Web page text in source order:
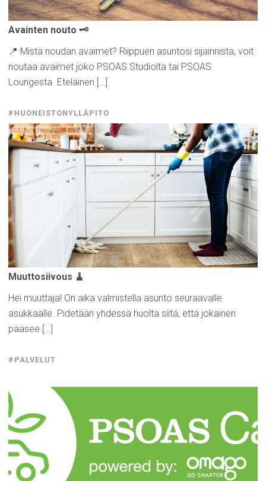
Avainten nouto 🗝️
📍 Mistä noudan avaimet? Riippuen asuntosi sijainnista, voit
noutaa avaimet joko PSOAS Studiolta tai PSOAS
Loungesta. Eteläinen […]
#HUONEISTONYLLÄPITO
Muuttosiivous 🧹
Hei muuttaja! On aika valmistella asunto seuraavalle
asukkaalle. Pidetään yhdessä huolta siitä, että jokainen
pääsee […]
#PALVELUT